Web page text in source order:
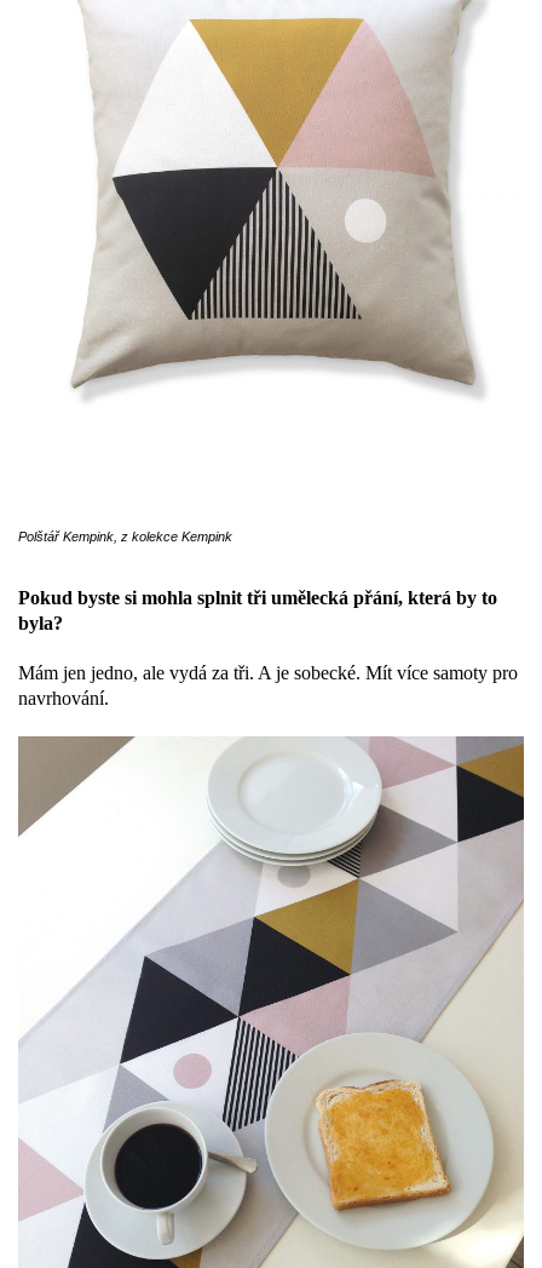
Polštář Kempink, z kolekce Kempink
Pokud byste si mohla splnit tři umělecká přání, která by to
byla?
Mám jen jedno, ale vydá za tři. A je sobecké. Mít více samoty pro
navrhování.